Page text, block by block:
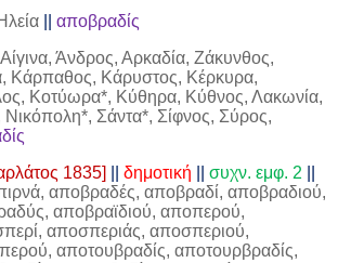
|| αποβραδίς
Άνδρος, Αρκαδία, Ζάκυνθος,
Κάρπαθος, Κάρυστος, Κέρκυρα,
Κοτύωρα*, Κύθηρα, Κύθνος, Λακωνία,
Σάντα*, Σίφνος, Σύρος,
1835]
δημοτική συχν. εμφ. 2
αποβραδές, αποβραδί, αποβραδιού,
αποβραϊδιού, αποπερού,
αποσπεριάς, αποσπεριού,
αποτουβραδίς, αποτουρβραδίς,